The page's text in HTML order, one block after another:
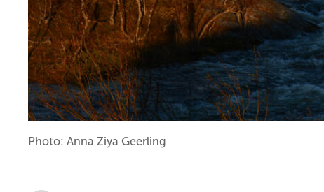
Photo: Anna Ziya Geerling